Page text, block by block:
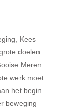
Kees
doelen
Meren
werk moet
het begin.
beweging